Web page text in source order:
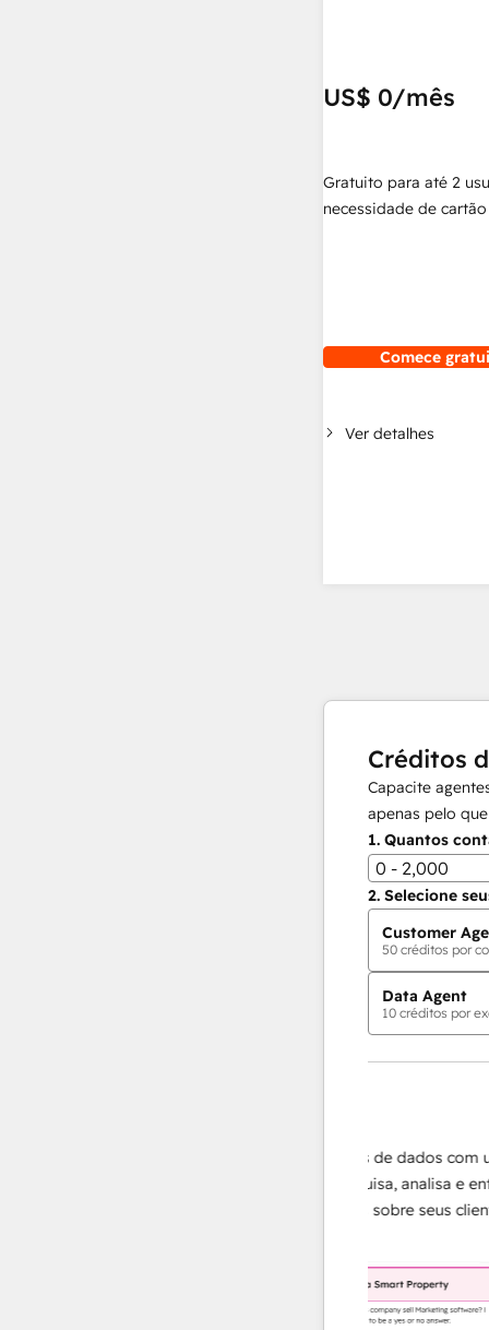
US$ 0/mês
Gratuito para até 2
necessidade de
Comece
Ver detalhes
Créditos
Capacite
apenas pelo que
1. Quantos
0 - 2,000
2. Selecione
Customer
50 créditos por
Data Agent
10 créditos por
Amplie suas operações de dados com um
agente de IA que pesquisa, analisa e entrega
respostas instantâneas sobre seus clientes.